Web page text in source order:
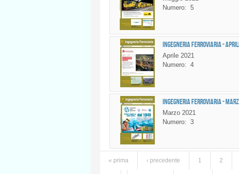
Numero: 5
Ingegneria Ferroviaria -
Aprile 2021
Numero: 4
Ingegneria Ferroviaria -
Marzo 2021
Numero: 3
Pagine
« prima ‹ precedente 1 2